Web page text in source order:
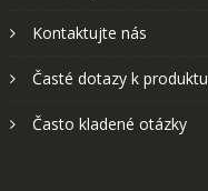
Kontaktujte nás
Časté dotazy k produktu
Často kladené otázky